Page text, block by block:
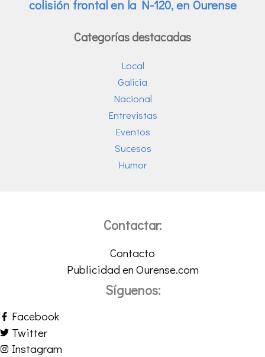
Categorías destacadas
Local
Galicia
Nacional
Entrevistas
Eventos
Sucesos
Humor
Contactar:
Contacto
Publicidad en Ourense.com
Síguenos:
Facebook
Twitter
Instagram